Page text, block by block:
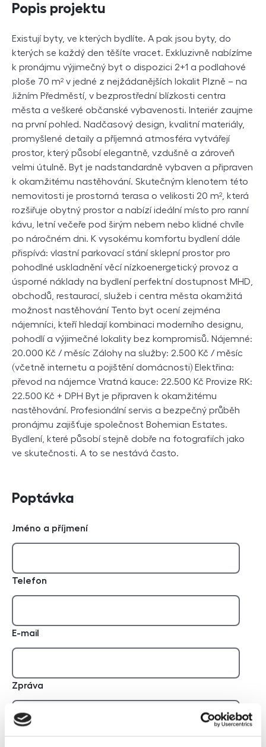
Popis projektu
Existují byty, ve kterých bydlíte. A pak jsou byty, do
kterých se každý den těšíte vracet. Exkluzivně nabízíme
k pronájmu výjimečný byt o dispozici 2+1 a podlahové
ploše 70 m² v jedné z nejžádanějších lokalit Plzně – na
Jižním Předměstí, v bezprostřední blízkosti centra
města a veškeré občanské vybavenosti. Interiér zaujme
na první pohled. Nadčasový design, kvalitní materiály,
promyšlené detaily a příjemná atmosféra vytvářejí
prostor, který působí elegantně, vzdušně a zároveň
velmi útulně. Byt je nadstandardně vybaven a připraven
k okamžitému nastěhování. Skutečným klenotem této
nemovitosti je prostorná terasa o velikosti 20 m², která
rozšiřuje obytný prostor a nabízí ideální místo pro ranní
kávu, letní večeře pod širým nebem nebo klidné chvíle
po náročném dni. K vysokému komfortu bydlení dále
přispívá: vlastní parkovací stání sklepní prostor pro
pohodlné uskladnění věcí nízkoenergetický provoz a
úsporné náklady na bydlení perfektní dostupnost MHD,
obchodů, restaurací, služeb i centra města okamžitá
možnost nastěhování Tento byt ocení zejména
nájemníci, kteří hledají kombinaci moderního designu,
pohodlí a výjimečné lokality bez kompromisů. Nájemné:
20.000 Kč / měsíc Zálohy na služby: 2.500 Kč / měsíc
(včetně internetu a pojištění domácnosti) Elektřina:
převod na nájemce Vratná kauce: 22.500 Kč Provize RK:
22.500 Kč + DPH Byt je připraven k okamžitému
nastěhování. Profesionální servis a bezpečný průběh
pronájmu zajišťuje společnost Bohemian Estates.
Bydlení, které působí stejně dobře na fotografiích jako
ve skutečnosti. A to se nestává často.
Poptávka
Jméno a příjmení
Telefon
E-mail
Zpráva